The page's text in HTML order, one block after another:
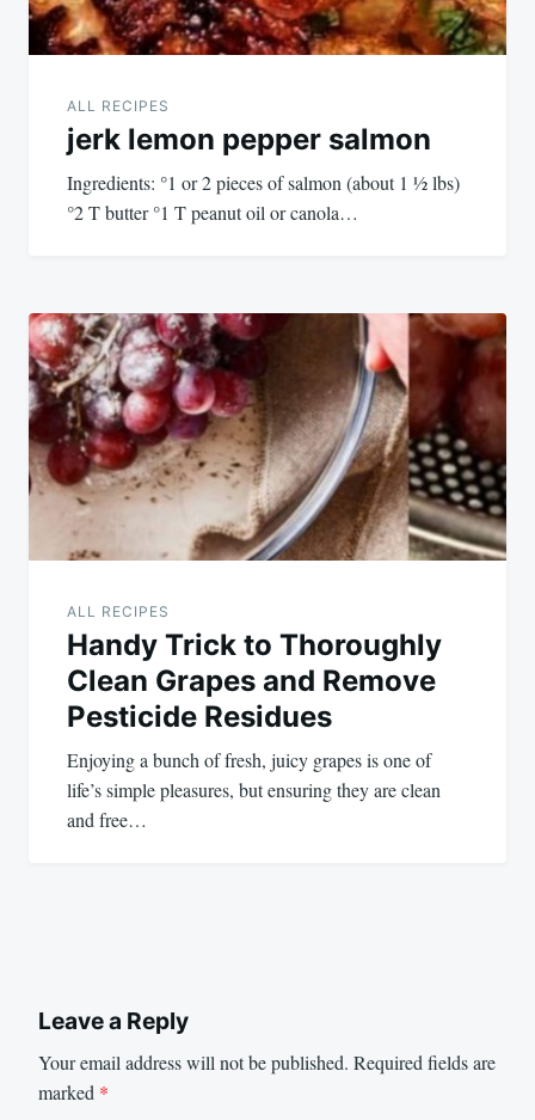
ALL RECIPES
jerk lemon pepper salmon
Ingredients: °1 or 2 pieces of salmon (about 1 1⁄2 lbs)
°2 T butter °1 T peanut oil or canola…
ALL RECIPES
Handy Trick to Thoroughly
Clean Grapes and Remove
Pesticide Residues
Enjoying a bunch of fresh, juicy grapes is one of
life’s simple pleasures, but ensuring they are clean
and free…
Leave a Reply
Your email address will not be published. Required fields are
marked *